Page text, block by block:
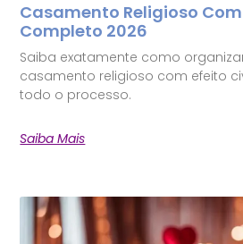
Casamento Religioso
Completo 2026
Saiba exatamente como
casamento religioso com efeito
todo o processo.
Saiba Mais